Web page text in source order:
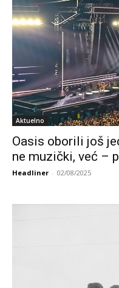
Aktuelno
Oasis oborili još
ne muzički, već –
Headliner - 02/08/2025